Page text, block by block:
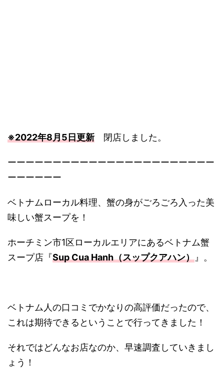
※2022年8月5日更新 閉店しました。
ーーーーーーーーーーーーーーーーーーーーーーー
ーーーーーー
ベトナムローカル料理、蟹の身がごろごろ入った美
味しい蟹スープを！
ホーチミン市1区ローカルエリアにあるベトナム蟹
スープ店『Sup Cua Hanh（スップクアハン） 』。
ベトナム人の口コミでかなりの高評価だったので、
これは期待できるということで行ってきました！
それではどんなお店なのか、早速調査していきまし
ょう！